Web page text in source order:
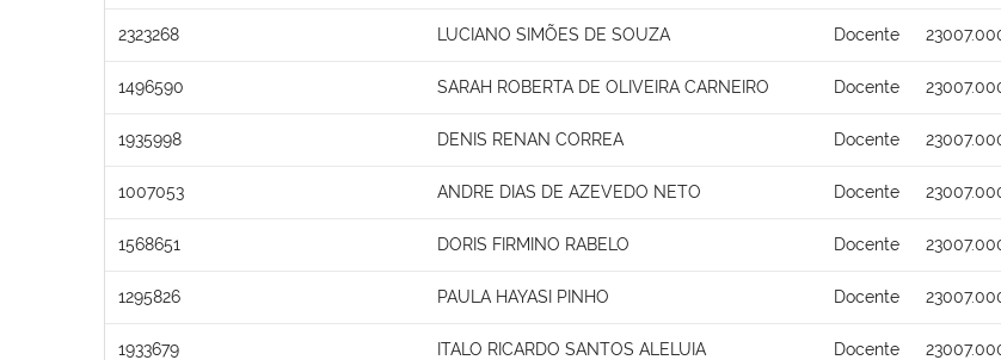
2323268 LUCIANO SIMÕES DE SOUZA Docente
1496590 SARAH ROBERTA DE OLIVEIRA CARNEIRO Docente
1935998 DENIS RENAN CORREA Docente
1007053 ANDRE DIAS DE AZEVEDO NETO Docente
1568651 DORIS FIRMINO RABELO Docente
1295826 PAULA HAYASI PINHO Docente
1933679 ITALO RICARDO SANTOS ALELUIA Docente